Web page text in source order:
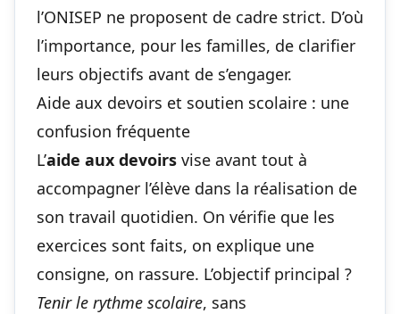
l’ONISEP ne proposent de cadre strict. D’où
l’importance, pour les familles, de clarifier
leurs objectifs avant de s’engager.
Aide aux devoirs et soutien scolaire : une
confusion fréquente
L’aide aux devoirs vise avant tout à
accompagner l’élève dans la réalisation de
son travail quotidien. On vérifie que les
exercices sont faits, on explique une
consigne, on rassure. L’objectif principal ?
Tenir le rythme scolaire, sans